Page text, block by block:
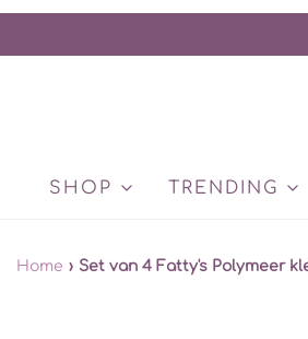
SHOP TRENDING
Home › Set van 4 Fatty's Polymeer